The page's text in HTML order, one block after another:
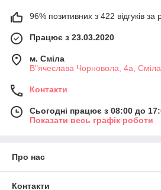
96% позитивних з 422 відгуків за
Працює з 23.03.2020
м. Сміла
В"ячеслава Чорновола, 4а,
Контакти
Сьогодні працює з 08:00 до
Показати весь графік роботи
Про нас
Контакти